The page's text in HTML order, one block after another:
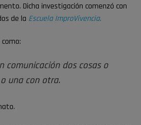
Dicha investigación comenzó con
de la Escuela ImproVivencia.
comunicación dos cosas o
una con otra.